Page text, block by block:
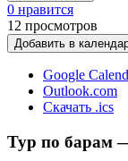
0 нравится
12 просмотров
Добавить в
Google
Outlook.com
Скачать .ics
Тур по барам